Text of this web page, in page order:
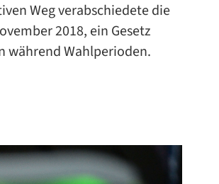
Weg verabschiedete die
2018, ein Gesetz
während Wahlperioden.